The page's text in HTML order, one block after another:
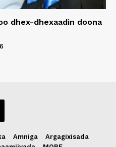
dhex-dhexaadin doona
Amniga
Argagixisada